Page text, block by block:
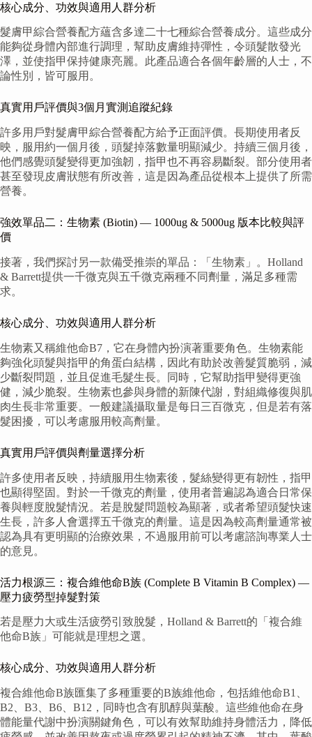
核心成分、功效與適用人群分析
髮膚甲綜合營養配方蘊含多達二十七種綜合營養成分。這些成分
能夠從身體內部進行調理，幫助皮膚維持彈性，令頭髮散發光
澤，並使指甲保持健康亮麗。此產品適合各個年齡層的人士，不
論性別，皆可服用。
真實用戶評價與3個月實測追蹤紀錄
許多用戶對髮膚甲綜合營養配方給予正面評價。長期使用者反
映，服用約一個月後，頭髮掉落數量明顯減少。持續三個月後，
他們感覺頭髮變得更加強韌，指甲也不再容易斷裂。部分使用者
甚至發現皮膚狀態有所改善，這是因為產品從根本上提供了所需
營養。
強效單品二：生物素 (Biotin) — 1000ug & 5000ug 版本比較與評
價
接著，我們探討另一款備受推崇的單品：「生物素」。Holland
& Barrett提供一千微克與五千微克兩種不同劑量，滿足多種需
求。
核心成分、功效與適用人群分析
生物素又稱維他命B7，它在身體內扮演著重要角色。生物素能
夠強化頭髮與指甲的角蛋白結構，因此有助於改善髮質脆弱，減
少斷裂問題，並且促進毛髮生長。同時，它幫助指甲變得更強
健，減少脆裂。生物素也參與身體的新陳代謝，對組織修復與肌
肉生長非常重要。一般建議攝取量是每日三百微克，但是若有落
髮困擾，可以考慮服用較高劑量。
真實用戶評價與劑量選擇分析
許多使用者反映，持續服用生物素後，髮絲變得更有韌性，指甲
也顯得堅固。對於一千微克的劑量，使用者普遍認為適合日常保
養與輕度脫髮情況。若是脫髮問題較為顯著，或者希望頭髮快速
生長，許多人會選擇五千微克的劑量。這是因為較高劑量通常被
認為具有更明顯的治療效果，不過服用前可以考慮諮詢專業人士
的意見。
活力根源三：複合維他命B族 (Complete B Vitamin B Complex) —
壓力疲勞型掉髮對策
若是壓力大或生活疲勞引致脫髮，Holland & Barrett的「複合維
他命B族」可能就是理想之選。
核心成分、功效與適用人群分析
複合維他命B族匯集了多種重要的B族維他命，包括維他命B1、
B2、B3、B6、B12，同時也含有肌醇與葉酸。這些維他命在身
體能量代謝中扮演關鍵角色，可以有效幫助維持身體活力，降低